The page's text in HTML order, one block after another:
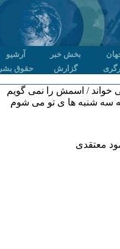
بخش خبر
آرشیو
گزارش حقوق بشر
خواند / اسمش را نمی گویم
سه شنبه ها ی تو می شوم
معتقدی